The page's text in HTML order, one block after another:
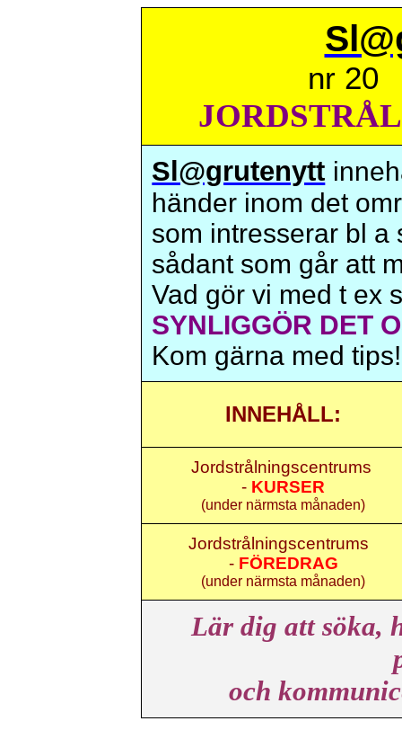
nr 20
Sl@grutenytt
händer inom det
som intresserar bl a
sådant som går att
Vad gör vi med t ex
SYNLIGGÖR DET
Kom gärna med
INNEHÅLL:
Jordstrålningscentrums
- KURSER
(under närmsta månaden)
Jordstrålningscentrums
- FÖREDRAG
(under närmsta månaden)
Lär dig att söka,
och